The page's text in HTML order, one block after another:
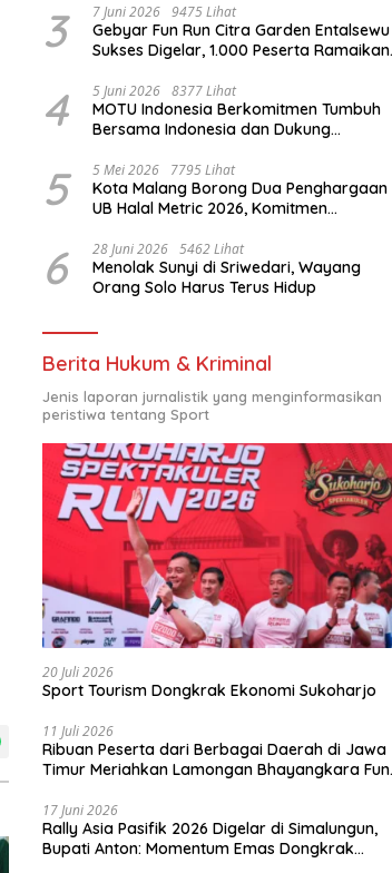
3 7 Juni 2026 9475 Lihat
Gebyar Fun Run Citra Garden Entalsewu
Sukses Digelar, 1.000 Peserta Ramaikan
4 5 Juni 2026 8377 Lihat
MOTU Indonesia Berkomitmen Tumbuh
Bersama Indonesia dan Dukung
5 5 Mei 2026 7795 Lihat
Kota Malang Borong Dua Penghargaan
UB Halal Metric 2026, Komitmen
6 28 Juni 2026 5462 Lihat
Menolak Sunyi di Sriwedari, Wayang
Orang Solo Harus Terus Hidup
Berita Hukum & Kriminal
Jenis laporan jurnalistik yang menginformasikan
peristiwa tentang Sport
20 Juli 2026
Sport Tourism Dongkrak Ekonomi Sukoharjo
11 Juli 2026
Ribuan Peserta dari Berbagai Daerah di Jawa
Timur Meriahkan Lamongan Bhayangkara Fun
17 Juni 2026
Rally Asia Pasifik 2026 Digelar di Simalungun,
Bupati Anton: Momentum Emas Dongkrak